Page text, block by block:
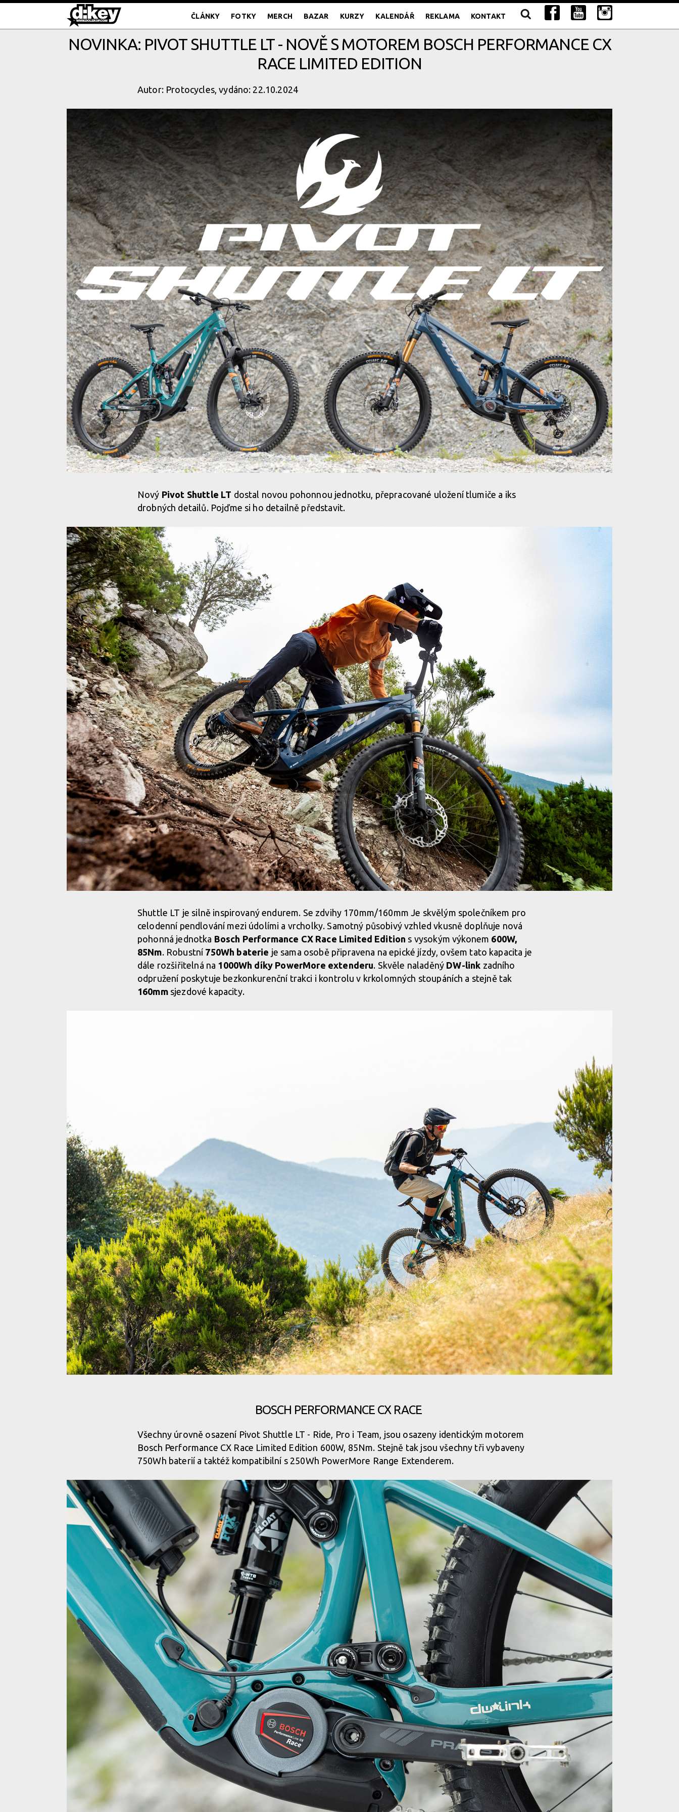
ČLÁNKY FOTKY MERCH BAZAR KURZY KALENDÁŘ REKLAMA KONTAKT
NOVINKA: PIVOT SHUTTLE LT - NOVĚ S MOTOREM BOSCH PERFORMANCE CX
RACE LIMITED EDITION
Autor: Protocycles, vydáno: 22.10.2024
Nový Pivot Shuttle LT dostal novou pohonnou jednotku, přepracované uložení tlumiče a iks
drobných detailů. Pojďme si ho detailně představit.
Shuttle LT je silně inspirovaný endurem. Se zdvihy 170mm/160mm Je skvělým společníkem pro
celodenní pendlování mezi údolími a vrcholky. Samotný působivý vzhled vkusně doplňuje nová
pohonná jednotka Bosch Performance CX Race Limited Edition s vysokým výkonem 600W,
85Nm. Robustní 750Wh baterie je sama osobě připravena na epické jízdy, ovšem tato kapacita je
dále rozšiřitelná na 1000Wh díky PowerMore extenderu. Skvěle naladěný DW-link zadního
odpružení poskytuje bezkonkurenční trakci i kontrolu v krkolomných stoupáních a stejně tak
160mmsjezdové kapacity.
BOSCH PERFORMANCE CX RACE
Všechny úrovně osazení Pivot Shuttle LT - Ride, Pro i Team, jsou osazeny identickým motorem
Bosch Performance CX Race Limited Edition 600W, 85Nm. Stejně tak jsou všechny tři vybaveny
750Wh baterií a taktéž kompatibilní s 250Wh PowerMore Range Extenderem.